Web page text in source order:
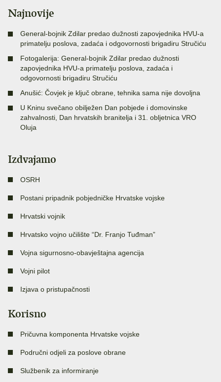
Najnovije
General-bojnik Zdilar predao dužnosti zapovjednika HVU-a
primatelju poslova, zadaća i odgovornosti brigadiru Stručiću
Fotogalerija: General-bojnik Zdilar predao dužnosti
zapovjednika HVU-a primatelju poslova, zadaća i
odgovornosti brigadiru Stručiću
Anušić: Čovjek je ključ obrane, tehnika sama nije dovoljna
U Kninu svečano obilježen Dan pobjede i domovinske
zahvalnosti, Dan hrvatskih branitelja i 31. obljetnica VRO
Oluja
Izdvajamo
OSRH
Postani pripadnik pobjedničke Hrvatske vojske
Hrvatski vojnik
Hrvatsko vojno učilište “Dr. Franjo Tuđman”
Vojna sigurnosno-obavještajna agencija
Vojni pilot
Izjava o pristupačnosti
Korisno
Pričuvna komponenta Hrvatske vojske
Područni odjeli za poslove obrane
Službenik za informiranje